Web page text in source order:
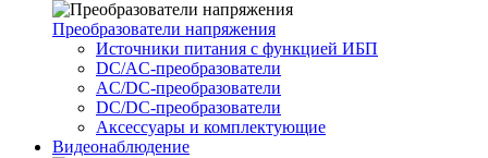
Преобразователи напряжения
Источники питания c функцией ИБП
DC/AC-преобразователи
AC/DC-преобразователи
DC/DC-преобразователи
Аксессуары и комплектующие
Видеонаблюдение